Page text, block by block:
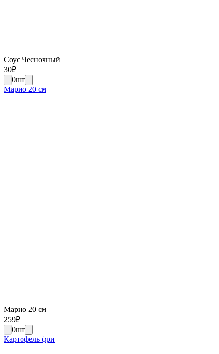
Соус Чесночный
30₽
0шт
Марио 20 см
Марио 20 см
259₽
0шт
Картофель фри